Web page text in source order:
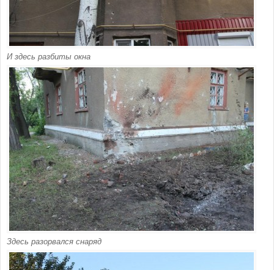
И здесь разбиты окна
Здесь разорвался снаряд